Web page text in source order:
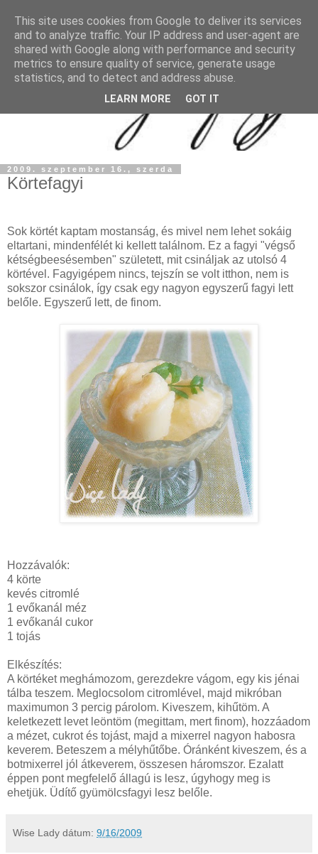
2009. szeptember 16., szerda
Körtefagyi
Sok körtét kaptam mostanság, és mivel nem lehet sokáig
eltartani, mindenfélét ki kellett találnom. Ez a fagyi "végső
kétségbeesésemben" született, mit csináljak az utolsó 4
körtével. Fagyigépem nincs, tejszín se volt itthon, nem is
sokszor csinálok, így csak egy nagyon egyszerű fagyi lett
belőle. Egyszerű lett, de finom.
Hozzávalók:
4 körte
kevés citromlé
1 evőkanál méz
1 evőkanál cukor
1 tojás
Elkészítés:
A körtéket meghámozom, gerezdekre vágom, egy kis jénai
tálba teszem. Meglocsolom citromlével, majd mikróban
maximumon 3 percig párolom. Kiveszem, kihűtöm. A
keletkezett levet leöntöm (megittam, mert finom), hozzáadom
a mézet, cukrot és tojást, majd a mixerrel nagyon habosra
keverem. Beteszem a mélyhűtőbe. Óránként kiveszem, és a
botmixerrel jól átkeverem, összesen háromszor. Ezalatt
éppen pont megfelelő állagú is lesz, úgyhogy meg is
ehetjük. Üdítő gyümölcsfagyi lesz belőle.
Wise Lady dátum: 9/16/2009
This site uses cookies from Google to deliver its services
and to analyze traffic. Your IP address and user-agent are
shared with Google along with performance and security
metrics to ensure quality of service, generate usage
statistics, and to detect and address abuse.
LEARN MORE GOT IT